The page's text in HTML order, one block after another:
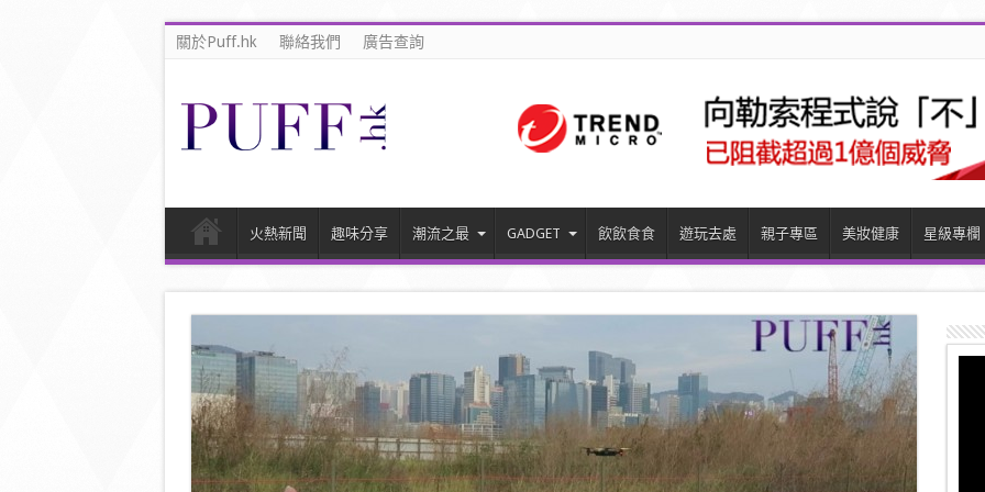
關於Puff.hk 聯絡我們 廣告查詢
火熱新聞 趣味分享 潮流之最 GADGET 飲飲食食 遊玩去處 親子專區 美妝健康 星級專欄